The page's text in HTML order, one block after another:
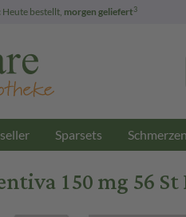
Heute bestellt, morgen geliefert3
Sparsets
150 mg 56